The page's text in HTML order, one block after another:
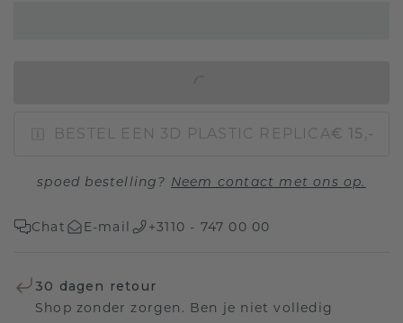
BESTEL EEN 3D PLASTIC REPLICA€ 15,-
spoed bestelling? Neem contact met ons op.
Chat E-mail +3110 - 747 00 00
30 dagen retour
Shop zonder zorgen. Ben je niet volledig